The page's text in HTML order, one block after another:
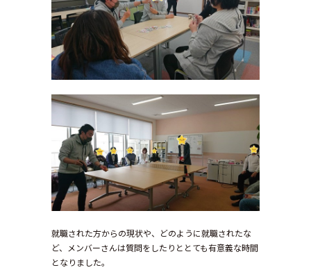
就職された方からの現状や、どのように就職されたな
ど、メンバーさんは質問をしたりととても有意義な時間
となりました。